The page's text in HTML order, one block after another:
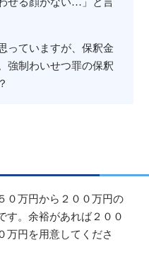
せる顔がない…」と言
っていますが、保釈金
強制わいせつ罪の保釈
０万円から２００万円の
す。余裕があれば２００
万円を用意してくださ